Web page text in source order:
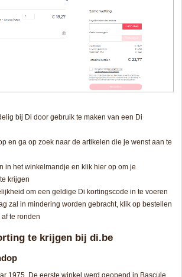
bij Di door gebruik te maken van een Di
en ga op zoek naar de artikelen die je wenst aan te
in het winkelmandje en klik hier op om je
krijgen
om een geldige Di kortingscode in te voeren
zal in mindering worden gebracht, klik op bestellen
te ronden
te krijgen bij di.be